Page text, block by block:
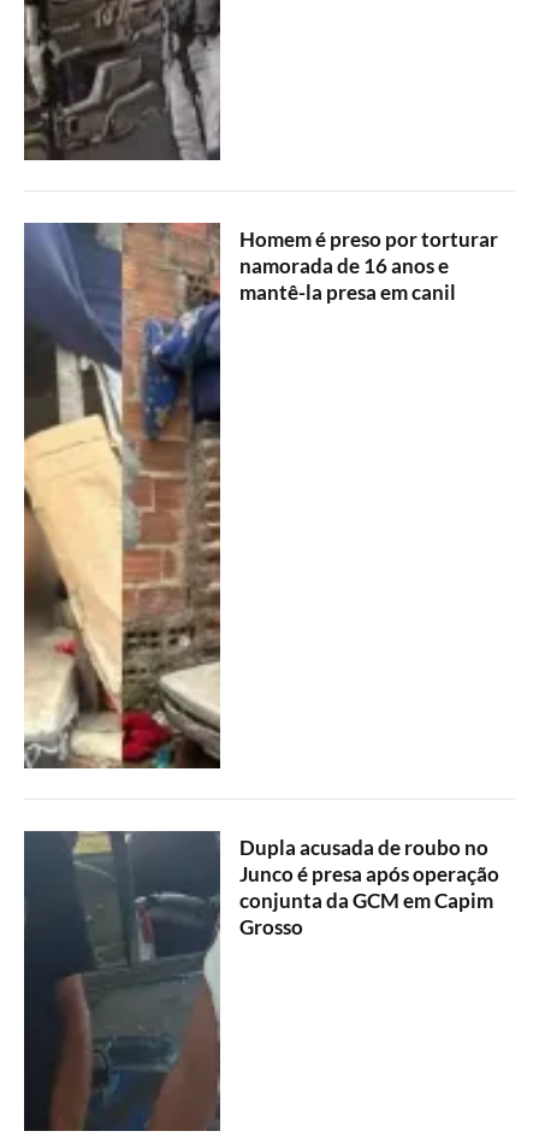
Homem é preso por torturar
namorada de 16 anos e
mantê-la presa em canil
Dupla acusada de roubo no
Junco é presa após operação
conjunta da GCM em Capim
Grosso